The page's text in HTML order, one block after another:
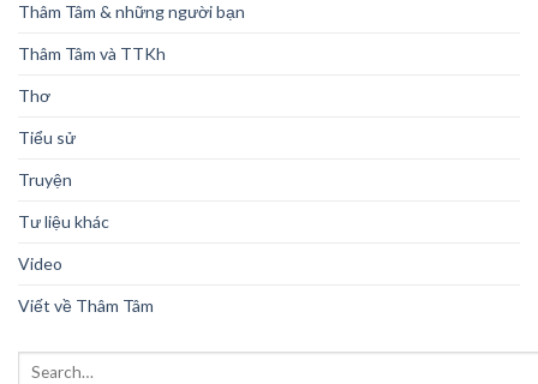
Thâm Tâm & những người bạn
Thâm Tâm và TTKh
Thơ
Tiểu sử
Truyện
Tư liệu khác
Video
Viết về Thâm Tâm